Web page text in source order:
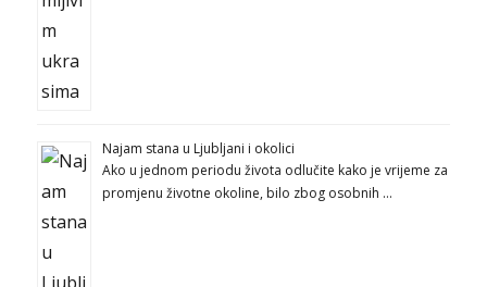
Najam stana u Ljubljani i okolici
Ako u jednom periodu života odlučite kako je vrijeme za
promjenu životne okoline, bilo zbog osobnih …